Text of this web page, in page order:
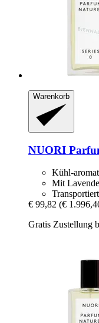
Warenkorb
NUORI
Kühl-
Mit
€ 99,82 (€
Gratis Zustellung